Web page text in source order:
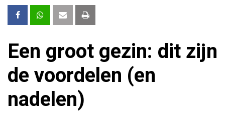
Een groot gezin: dit zijn
de voordelen (en
nadelen)